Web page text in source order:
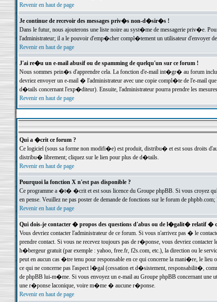
Revenir en haut de page
Je continue de recevoir des messages priv�s non-d�sir�s !
Dans le futur, nous ajouterons une liste noire au syst�me de messagerie priv�e.
l'administrateur; il a le pouvoir d'emp�cher compl�tement un utilisateur d'envoyer
Revenir en haut de page
J'ai re�u un e-mail abusif ou de spamming de quelqu'un sur ce forum !
Nous sommes pein�s d'apprendre cela. La fonction d'e-mail int�gr� au forum inclut
devriez envoyer un e-mail � l'administrateur avec une copie compl�te de l'e-mail
d�tails concernant l'exp�diteur). Ensuite, l'administrateur pourra prendre les
Revenir en haut de page
Qui a �crit ce forum ?
Ce logiciel (sous sa forme non modifi�e) est produit, distribu� et est sous droits
distribu� librement; cliquez sur le lien pour plus de d�tails.
Revenir en haut de page
Pourquoi la fonction X n'est pas disponible ?
Ce programme a �t� �crit et est sous licence du Groupe phpBB. Si vous croyez
en pense. Veuillez ne pas poster de demande de fonctions sur le forum de
Revenir en haut de page
Qui dois-je contacter � propos des questions d'abus ou de l�galit� relatif �
Vous devriez contacter l'administrateur de ce forum. Si vous n'arrivez pas � le
prendre contact. Si vous ne recevez toujours pas de r�ponse, vous devriez
h�bergeur gratuit (par exemple : yahoo, free.fr, f2s.com, etc.), la direction ou le
peut en aucun cas �tre tenu pour responsable en ce qui concerne la mani�re, le
ce qui ne concerne pas l'aspect l�gal (cessation et d�sistement, responsabilit�,
de phpBB lui-m�me. Si vous envoyez un e-mail au Groupe phpBB concernant une
une r�ponse laconique, voire m�me � aucune r�ponse.
Revenir en haut de page